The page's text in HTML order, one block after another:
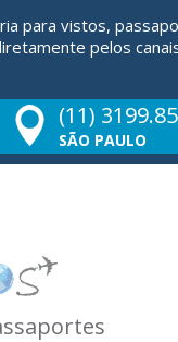
para vistos,
pelos
(11)
SÃO PAULO